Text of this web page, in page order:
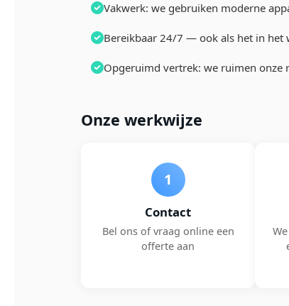
Vakwerk: we gebruiken moderne
Bereikbaar 24/7 — ook als het in het
Opgeruimd vertrek: we ruimen onze
Onze werkwijze
1
Contact
Bel ons of vraag online een
offerte aan